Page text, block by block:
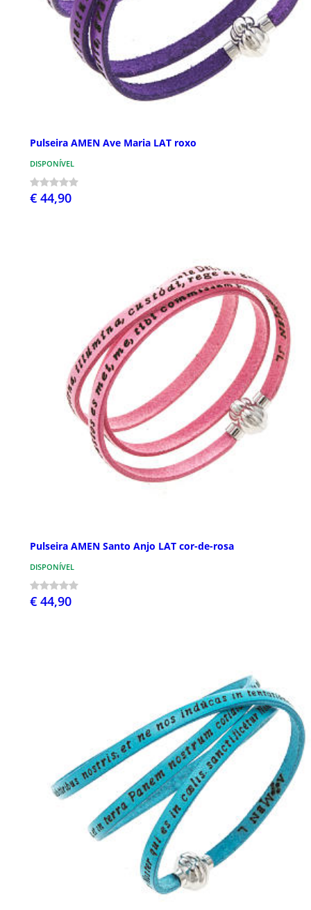
Pulseira AMEN Ave Maria LAT roxo
DISPONÍVEL
€ 44,90
Pulseira AMEN Santo Anjo LAT cor-de-rosa
DISPONÍVEL
€ 44,90